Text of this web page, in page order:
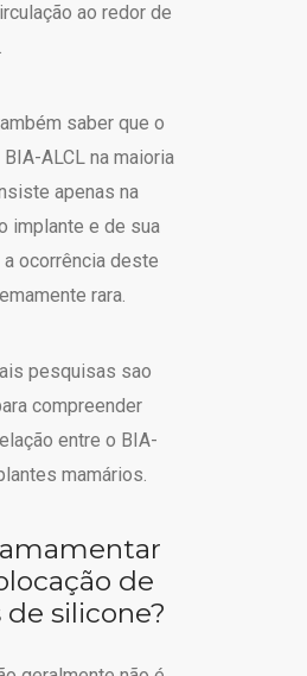
ao redor de
saber que o
ALCL na maioria
apenas na
implante e de sua
ocorrência deste
rara.
pesquisas sao
compreender
entre o BIA-
mamários.
de
silicone?